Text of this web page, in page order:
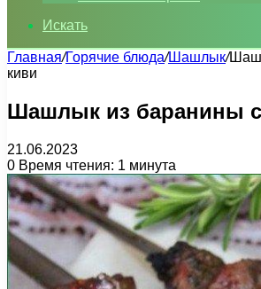
Искать
Главная/Горячие блюда/Шашлык/
киви
Шашлык из баранины
21.06.2023
0 Время чтения: 1 минута